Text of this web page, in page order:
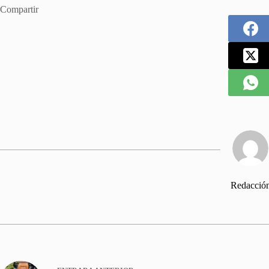
Compartir